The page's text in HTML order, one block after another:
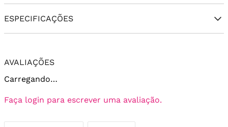
ESPECIFICAÇÕES
AVALIAÇÕES
Carregando…
Faça login para escrever uma avaliação.